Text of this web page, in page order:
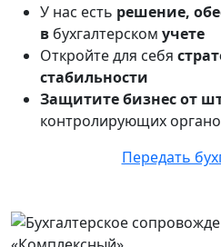
У нас есть решение,
в бухгалтерском учете
Откройте для себя
стабильности
Защитите бизнес от
контролирующих
Передать